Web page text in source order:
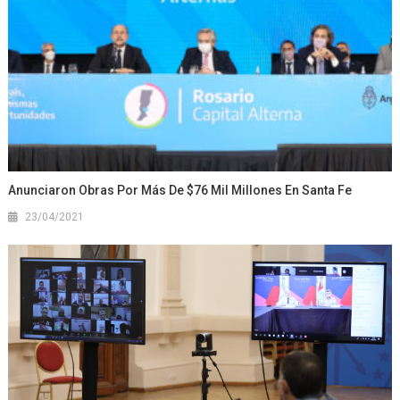
Anunciaron Obras Por Más De $76 Mil Millones En Santa Fe
23/04/2021